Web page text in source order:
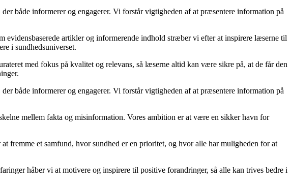
både informerer og engagerer. Vi forstår vigtigheden af at præsentere information på
artikler og informerende indhold stræber vi efter at inspirere læserne til
i sundhedsuniverset.
med fokus på kvalitet og relevans, så læserne altid kan være sikre på, at de får den
både informerer og engagerer. Vi forstår vigtigheden af at præsentere information på
mellem fakta og misinformation. Vores ambition er at være en sikker havn for
fremme et samfund, hvor sundhed er en prioritet, og hvor alle har muligheden for at
håber vi at motivere og inspirere til positive forandringer, så alle kan trives bedre i